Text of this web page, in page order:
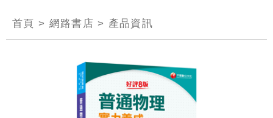
首頁 > 網路書店 > 產品資訊